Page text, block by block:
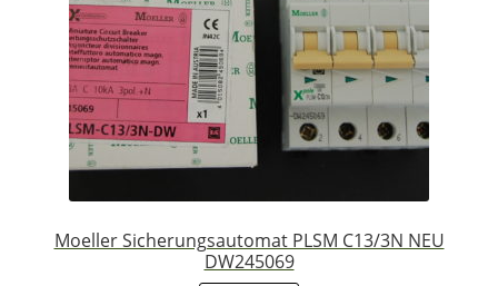
Moeller Sicherungsautomat PLSM C13/3N NEU
DW245069